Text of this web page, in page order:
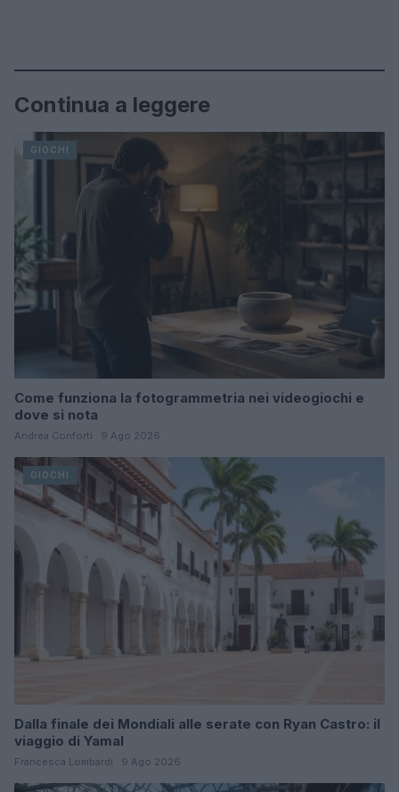
Continua a leggere
GIOCHI
Come funziona la fotogrammetria nei videogiochi e
dove si nota
Andrea Conforti · 9 Ago 2026
GIOCHI
Dalla finale dei Mondiali alle serate con Ryan Castro: il
viaggio di Yamal
Francesca Lombardi · 9 Ago 2026